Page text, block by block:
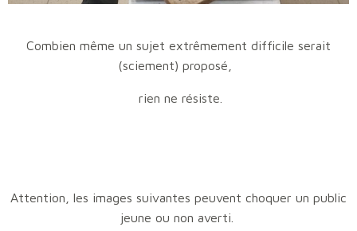
Combien même un sujet extrêmement difficile serait
(sciement) proposé,
rien ne résiste.
Attention, les images suivantes peuvent choquer un public
jeune ou non averti.